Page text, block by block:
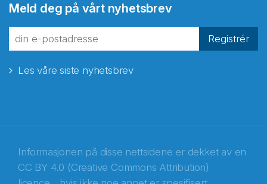
Meld deg på vårt nyhetsbrev
Registrér
Les våre siste nyhetsbrev
Informasjonen på disse nettsidene er dekket av en
CC BY 4.0 (Creative Commons Attribution)
fra Norecopa